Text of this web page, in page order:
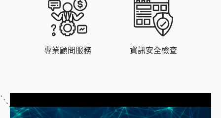
專業顧問服務 資訊安全檢查